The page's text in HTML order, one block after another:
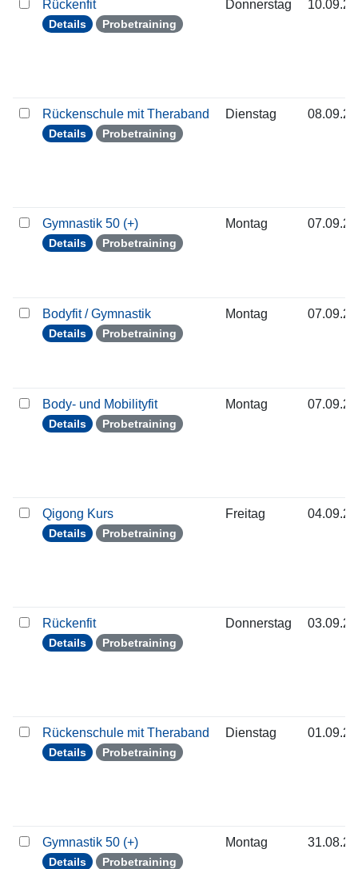
Rückenfit
Details Probetraining
Donnerstag
Rückenschule mit Theraband
Details Probetraining
Dienstag
Gymnastik 50 (+)
Details Probetraining
Montag
Bodyfit / Gymnastik
Details Probetraining
Montag
Body- und Mobilityfit
Details Probetraining
Montag
Qigong Kurs
Details Probetraining
Freitag
Rückenfit
Details Probetraining
Donnerstag
Rückenschule mit Theraband
Details Probetraining
Dienstag
Gymnastik 50 (+)
Details Probetraining
Montag